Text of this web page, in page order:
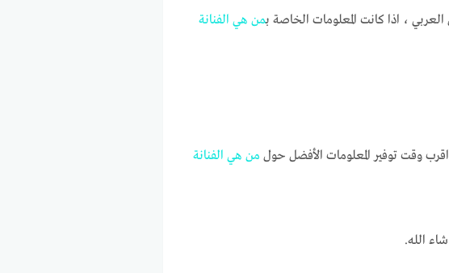
العربي ، اذا كانت المعلومات الخاصة بمن هي الفنانة
وقت توفير المعلومات الأفضل حول من هي الفنانة
الله.